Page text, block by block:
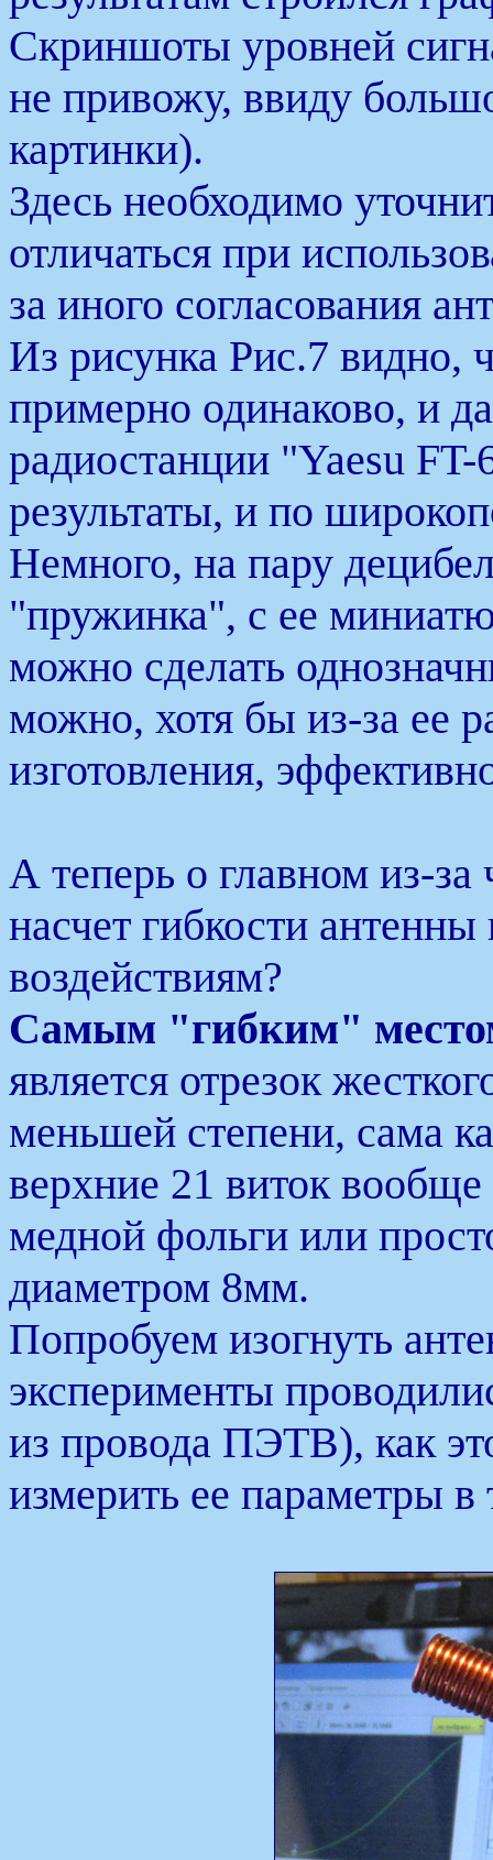
Скриншоты уровней
не привожу, ввиду
картинки).
Здесь необходимо
отличаться при
за иного согласования
Из рисунка Рис.7 видно,
примерно одинаково, и
радиостанции "Yaesu
результаты, и по
Немного, на пару
"пружинка", с ее
можно сделать
можно, хотя бы из-за ее
изготовления,
А теперь о главном из-
насчет гибкости
воздействиям?
Самым "гибким"
является отрезок
меньшей степени, сама
верхние 21 виток
медной фольги или
диаметром 8мм.
Попробуем изогнуть
эксперименты
из провода ПЭТВ), как
измерить ее параметры